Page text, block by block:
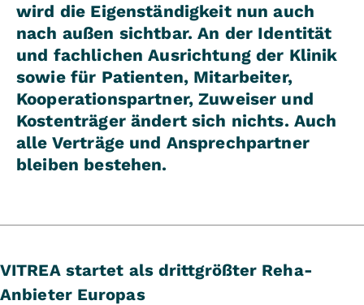
wird die Eigenständigkeit nun auch
nach außen sichtbar. An der Identität
und fachlichen Ausrichtung der Klinik
sowie für Patienten, Mitarbeiter,
Kooperationspartner, Zuweiser und
Kostenträger ändert sich nichts. Auch
alle Verträge und Ansprechpartner
bleiben bestehen.
VITREA startet als drittgrößter Reha-
Anbieter Europas